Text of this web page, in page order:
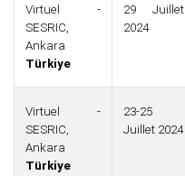
Virtuel -
SESRIC,
Ankara
Türkiye
29 Juillet
2024
Virtuel -
SESRIC,
Ankara
Türkiye
23-25
Juillet 2024